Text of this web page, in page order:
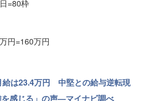
=80枠
円=160万円
給は23.4万円 中堅との給与逆転現
感じる」の声—マイナビ調べ